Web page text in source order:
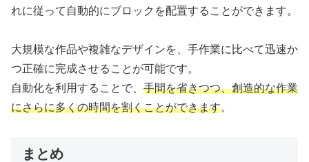
れに従って自動的にブロックを配置することができます。
大規模な作品や複雑なデザインを、手作業に比べて迅速か
つ正確に完成させることが可能です。
自動化を利用することで、 手間を省きつつ、創造的な作業
にさらに多くの時間を割くことができます。
まとめ